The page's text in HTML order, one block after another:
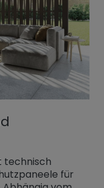
technisch
für